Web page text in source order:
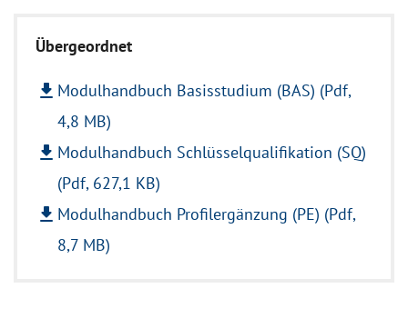
Übergeordnet
file_download Modulhandbuch Basisstudium (BAS) (Pdf,
4,8 MB)
file_download Modulhandbuch Schlüsselqualifikation (SQ)
(Pdf, 627,1 KB)
file_download Modulhandbuch Profilergänzung (PE) (Pdf,
8,7 MB)